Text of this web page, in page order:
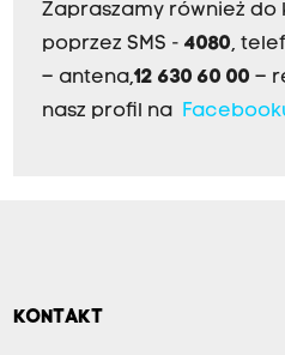
Zapraszamy również do
poprzez SMS - 4080,
– antena,12 630 60 00 –
nasz profil na
KONTAKT